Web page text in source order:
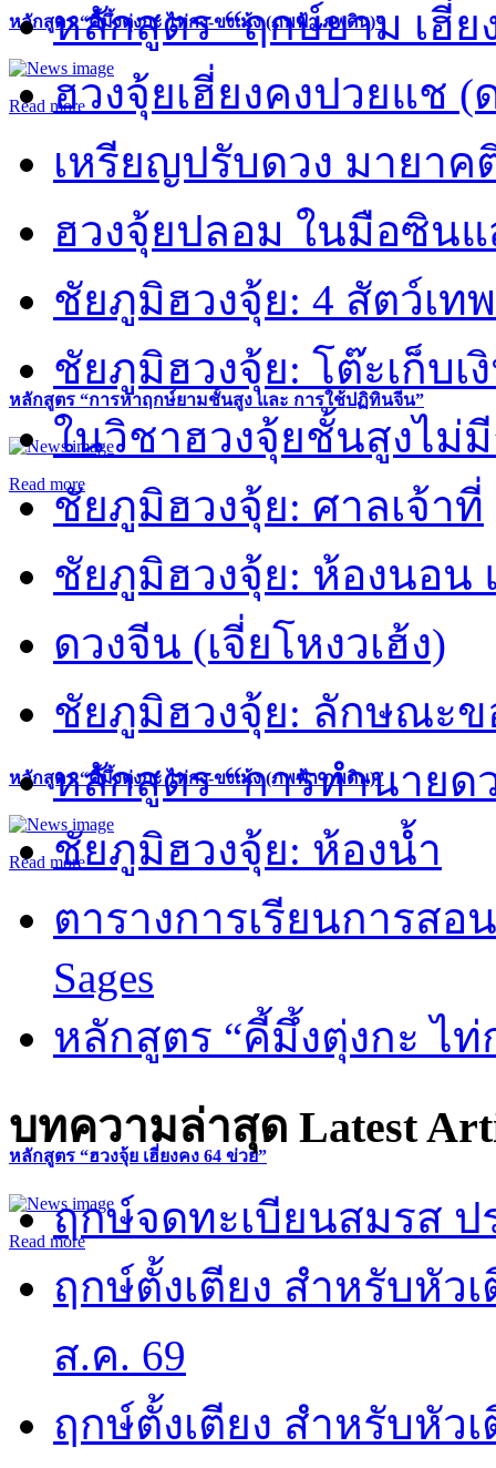
หลักสูตร “คี้มึ้งตุ่งกะ ไท่กง-ขงเม้ง (ภพฟ้า ภพดิน)”
Read more
หลักสูตร “การหาฤกษ์ยามชั้นสูง และ การใช้ปฏิทินจีน”
Read more
หลักสูตร “คี้มึ้งตุ่งกะ ไท่กง-ขงเม้ง (ภพฟ้า ภพดิน)”
Read more
หลักสูตร “ฮวงจุ้ย เฮี่ยงคง 64 ข่วย”
Read more
หลักสูตร “ฤกษ์ยาม เฮี่ย
ฮวงจุ้ยเฮี่ยงคงปวยแช (
เหรียญปรับดวง มายา
ฮวงจุ้ยปลอม ในมือซิน
ชัยภูมิฮวงจุ้ย: 4 สัตว์เทพ
ชัยภูมิฮวงจุ้ย: โต๊ะเก็บเ
ในวิชาฮวงจุ้ยชั้นสูงไม่
ชัยภูมิฮวงจุ้ย: ศาลเจ้าที่
ชัยภูมิฮวงจุ้ย: ห้องนอน
ดวงจีน (เจี่ยโหงวเฮ้ง)
ชัยภูมิฮวงจุ้ย: ลักษณะ
หลักสูตร “การทำนายด
ชัยภูมิฮวงจุ้ย: ห้องน้ำ
ตารางการเรียนการส
Sages
หลักสูตร “คี้มึ้งตุ่งกะ ไ
บทความล่าสุด Latest
ฤกษ์จดทะเบียนสมรส ป
ฤกษ์ตั้งเตียง สำหรับหัว
ส.ค. 69
ฤกษ์ตั้งเตียง สำหรับหัว